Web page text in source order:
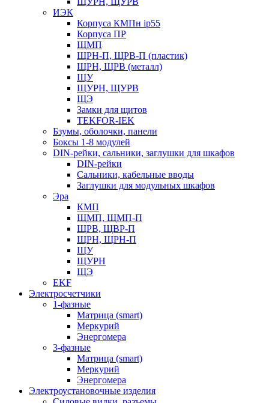
ИЭК
Корпуса КМПн ip55
Корпуса ПР
ЩМП
ЩРН-П, ЩРВ-П (пластик)
ЩРН, ЩРВ (металл)
ЩУ
ЩУРН, ЩУРВ
ЩЭ
Замки для щитов
TEKFOR-IEK
Бзумы, оболочки, панели
Боксы 1-8 модулей
DIN-рейки, сальники, заглушки для шкафов
DIN-рейки
Сальники, кабельные вводы
Заглушки для модульных шкафов
Эра
КМП
ЩМП, ЩМП-П
ЩРВ, ЩВР-П
ЩРН, ЩРН-П
ЩУ
ЩУРН
ЩЭ
EKF
Электросчетчики
1-фазные
Матрица (smart)
Меркурий
Энергомера
3-фазные
Матрица (smart)
Меркурий
Энергомера
Электроустановочные изделия